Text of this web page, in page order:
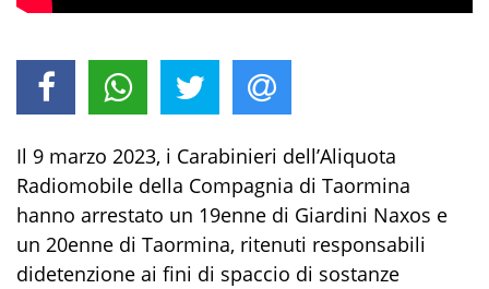
Il 9 marzo 2023, i Carabinieri dell’Aliquota
Radiomobile della Compagnia di Taormina
hanno arrestato un 19enne di Giardini Naxos e
un 20enne di Taormina, ritenuti responsabili
didetenzione ai fini di spaccio di sostanze